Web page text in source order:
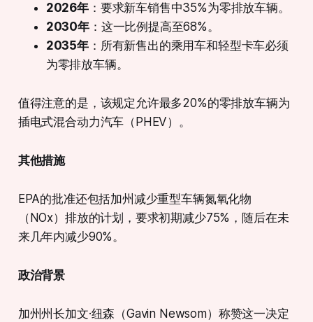
2026年：要求新车销售中35%为零排放车辆。
2030年：这一比例提高至68%。
2035年：所有新售出的乘用车和轻型卡车必须
为零排放车辆。
值得注意的是，该规定允许最多20%的零排放车辆为
插电式混合动力汽车（PHEV）。
其他措施
EPA的批准还包括加州减少重型车辆氮氧化物
（NOx）排放的计划，要求初期减少75%，随后在未
来几年内减少90%。
政治背景
加州州长加文·纽森（Gavin Newsom）称赞这一决定